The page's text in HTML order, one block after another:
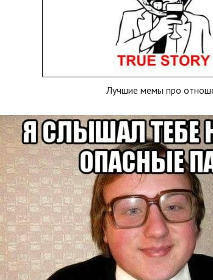
Лучшие мемы про